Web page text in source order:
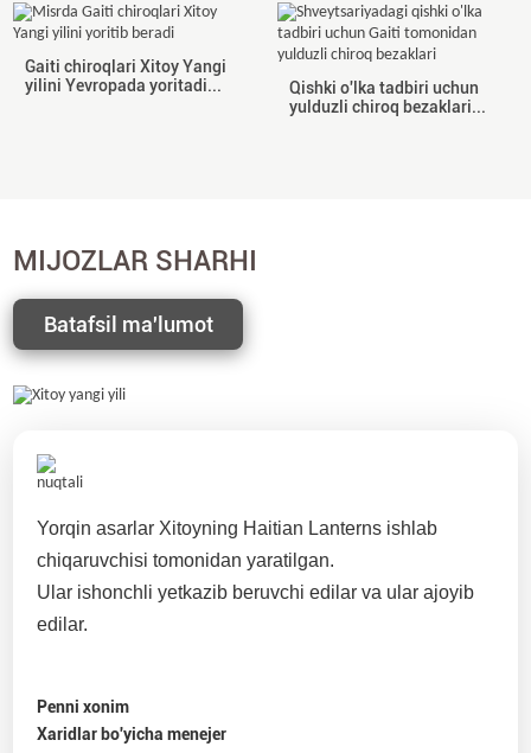
Gaiti chiroqlari Xitoy Yangi
yilini Yevropada yoritadi...
Qishki o'lka tadbiri uchun
yulduzli chiroq bezaklari...
MIJOZLAR SHARHI
Batafsil ma'lumot
Yorqin asarlar Xitoyning Haitian Lanterns ishlab
chiqaruvchisi tomonidan yaratilgan.
Ular ishonchli yetkazib beruvchi edilar va ular ajoyib
edilar.
Penni xonim
Xaridlar bo'yicha menejer